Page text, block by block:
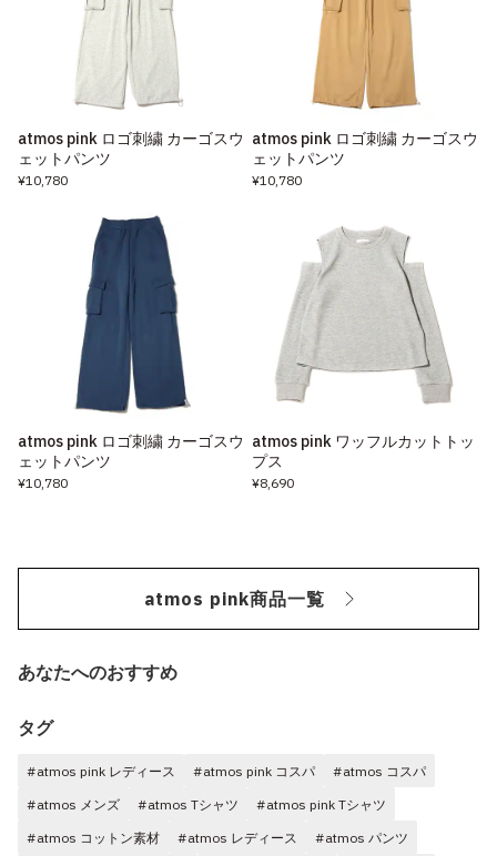
atmos pink ロゴ刺繍 カーゴスウ
ェットパンツ
¥10,780
atmos pink ロゴ刺繍 カーゴスウ
ェットパンツ
¥10,780
atmos pink ロゴ刺繍 カーゴスウ
ェットパンツ
¥10,780
atmos pink ワッフルカットトッ
プス
¥8,690
atmos pink商品一覧
あなたへのおすすめ
タグ
#atmos pink レディース #atmos pink コスパ
#atmos コスパ
#atmos メンズ
#atmos Tシャツ
#atmos pink Tシャツ
#atmos コットン素材
#atmos レディース
#atmos パンツ